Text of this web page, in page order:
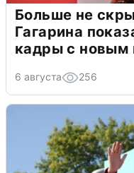
Больше не
Гагарина
кадры с новым
6 августа 256